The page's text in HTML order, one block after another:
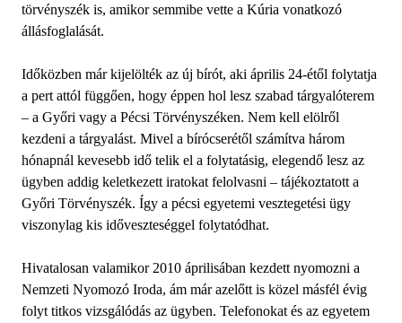
törvényszék is, amikor semmibe vette a Kúria vonatkozó
állásfoglalását.
Időközben már kijelölték az új bírót, aki április 24-étől folytatja
a pert attól függően, hogy éppen hol lesz szabad tárgyalóterem
– a Győri vagy a Pécsi Törvényszéken. Nem kell elölről
kezdeni a tárgyalást. Mivel a bírócserétől számítva három
hónapnál kevesebb idő telik el a folytatásig, elegendő lesz az
ügyben addig keletkezett iratokat felolvasni – tájékoztatott a
Győri Törvényszék. Így a pécsi egyetemi vesztegetési ügy
viszonylag kis időveszteséggel folytatódhat.
Hivatalosan valamikor 2010 áprilisában kezdett nyomozni a
Nemzeti Nyomozó Iroda, ám már azelőtt is közel másfél évig
folyt titkos vizsgálódás az ügyben. Telefonokat és az egyetem